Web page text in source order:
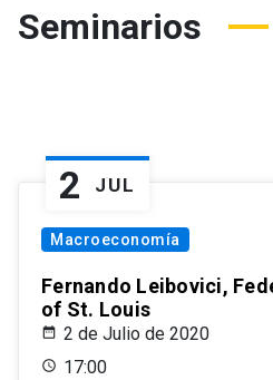
Seminarios
2 JUL
Macroeconomía
Fernando Leibovici,
of St. Louis
2 de Julio de 2020
17:00